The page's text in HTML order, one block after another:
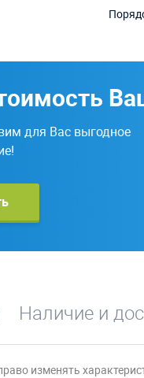
для Вас выгодное
Наличие и
изменять